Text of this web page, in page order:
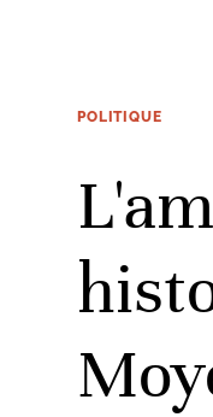
POLITIQUE